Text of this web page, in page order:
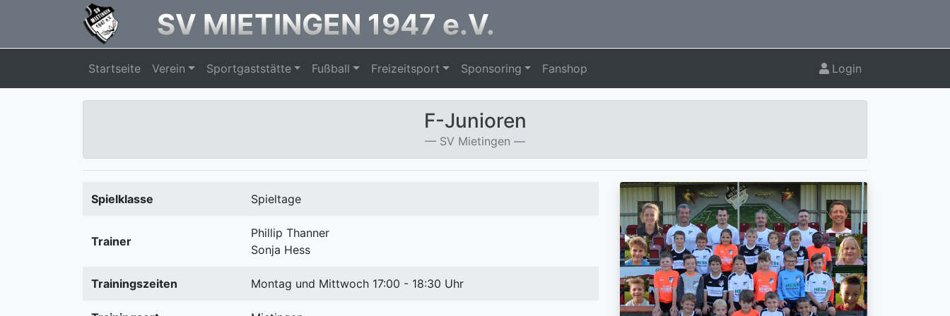
SV MIETINGEN 1947 e.V.
Login
Startseite Verein Sportgaststätte Fußball Freizeitsport Sponsoring Fanshop
F-Junioren
SV Mietingen
Spielklasse Spieltage
Trainer
Phillip Thanner
Sonja Hess
Trainingszeiten Montag und Mittwoch 17:00 - 18:30 Uhr